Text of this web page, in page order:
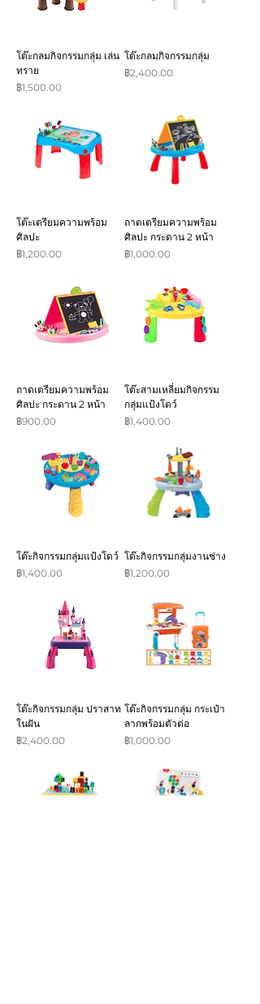
โต๊ะกลมกิจกรรมกลุ่ม เล่น
ทราย
ราคา
฿1,500.00
โต๊ะกลมกิจกรรมกลุ่ม
ราคา
฿2,400.00
โต๊ะเตรียมความพร้อม
ศิลปะ
ราคา
฿1,200.00
ถาดเตรียมความพร้อม
ศิลปะ กระดาน 2 หน้า
ราคา
฿1,000.00
ถาดเตรียมความพร้อม
ศิลปะ กระดาน 2 หน้า
ราคา
฿900.00
โต๊ะสามเหลี่ยมกิจกรรม
กลุ่มแป้งโดว์
ราคา
฿1,400.00
โต๊ะกิจกรรมกลุ่มแป้งโดว์
ราคา
฿1,400.00
โต๊ะกิจกรรมกลุ่มงานช่าง
ราคา
฿1,200.00
โต๊ะกิจกรรมกลุ่ม ปราสาท
ในฝัน
ราคา
฿2,400.00
โต๊ะกิจกรรมกลุ่ม กระเป๋า
ลากพร้อมตัวต่อ
ราคา
฿1,000.00